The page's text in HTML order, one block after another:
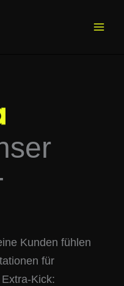
Kunden fühlen
für
Kick: